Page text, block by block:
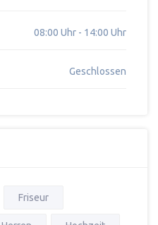
08:00 Uhr - 14:00 Uhr
Geschlossen
Friseur